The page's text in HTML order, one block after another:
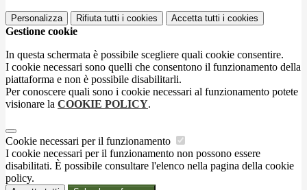
Personalizza Rifiuta tutti i cookies Accetta tutti i cookies
Gestione cookie
In questa schermata è possibile scegliere quali cookie consentire.
I cookie necessari sono quelli che consentono il funzionamento della
piattaforma e non è possibile disabilitarli.
Per conoscere quali sono i cookie necessari al funzionamento potete
visionare la COOKIE POLICY.
Cookie necessari per il funzionamento
I cookie necessari per il funzionamento non possono essere
disabilitati. È possibile consultare l'elenco nella pagina della cookie
policy.